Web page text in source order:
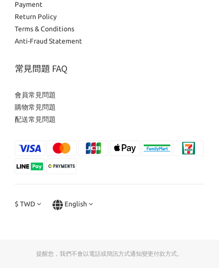
Payment
Return Policy
Terms & Conditions
Anti-Fraud Statement
常見問題 FAQ
會員常見問題
購物常見問題
配送常見問題
$ TWD English
提醒您，我們不會以電話或簡訊方式通知變更付款方式。